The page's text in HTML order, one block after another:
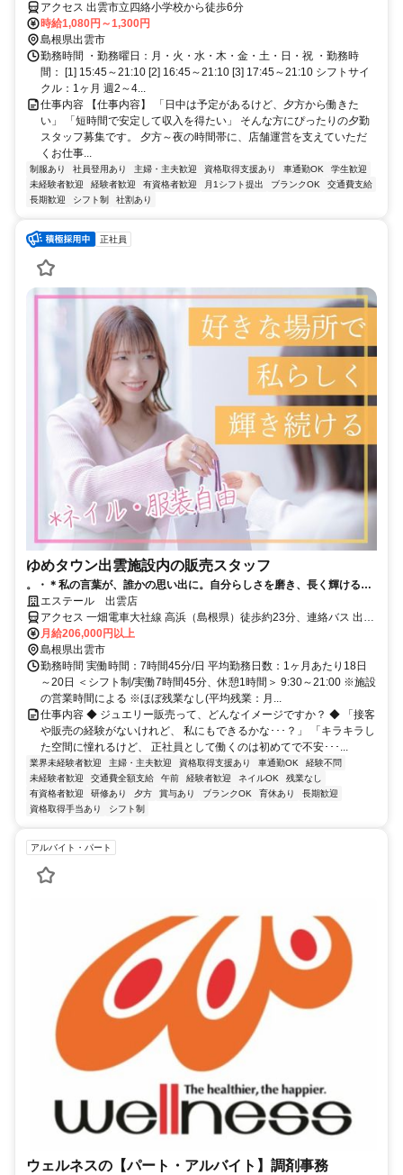
アクセス 出雲市立四絡小学校から徒歩6分
時給1,080円～1,300円
島根県出雲市
勤務時間 ・勤務曜日：月・火・水・木・金・土・日・祝 ・勤務時
間： [1] 15:45～21:10 [2] 16:45～21:10 [3] 17:45～21:10 シフトサイ
クル：1ヶ月 週2～4...
仕事内容 【仕事内容】 「日中は予定があるけど、夕方から働きた
い」 「短時間で安定して収入を得たい」 そんな方にぴったりの夕勤
スタッフ募集です。 夕方～夜の時間帯に、店舗運営を支えていただ
くお仕事...
制服あり 社員登用あり 主婦・主夫歓迎 資格取得支援あり 車通勤OK
学生歓迎
未経験者歓迎
経験者歓迎 有資格者歓迎 月1シフト提出 ブランクOK
交通費支給
長期歓迎
シフト制 社割あり
正社員
ゆめタウン出雲施設内の販売スタッフ
。・＊私の言葉が、誰かの思い出に。自分らしさを磨き、長く輝ける場
所＊・。／事務からのキャリアチェンジなど販売未経験の先輩多数／20
代・30代・40代の女性が活躍中／ほぼ残業なし／月10日休み／車通勤
OK／ネイル・服装自由
エステール 出雲店
アクセス 一畑電車大社線 高浜（島根県）徒歩約23分、連絡バス 出雲
市徒歩約25分、ＪＲ山陰本線 出雲市徒歩約25分 市営バス・ゆめタウ
ン出雲停 前
月給206,000円以上
島根県出雲市
勤務時間 実働時間：7時間45分/日 平均勤務日数：1ヶ月あたり18日
～20日 ＜シフト制/実働7時間45分、休憩1時間＞ 9:30～21:00 ※施設
の営業時間による ※ほぼ残業なし(平均残業：月...
仕事内容 ◆ ジュエリー販売って、どんなイメージですか？ ◆ 「接客
や販売の経験がないけれど、 私にもできるかな･･･？」 「キラキラし
た空間に憧れるけど、 正社員として働くのは初めてで不安･･･...
業界未経験者歓迎 主婦・主夫歓迎 資格取得支援あり 車通勤OK
経験不問
未経験者歓迎
交通費全額支給 午前 経験者歓迎 ネイルOK
残業なし
有資格者歓迎
研修あり 夕方 賞与あり ブランクOK 育休あり
長期歓迎
資格取得手当あり
シフト制
アルバイト・パート
ウェルネスの【パート・アルバイト】調剤事務